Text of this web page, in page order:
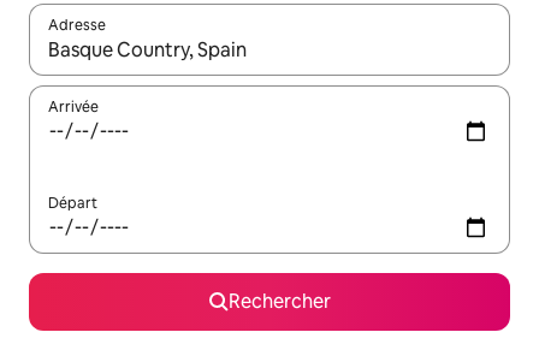
Adresse
Lorsque les résultats s'affichent, utilisez les flèches vers le
Arrivée
Départ
Rechercher